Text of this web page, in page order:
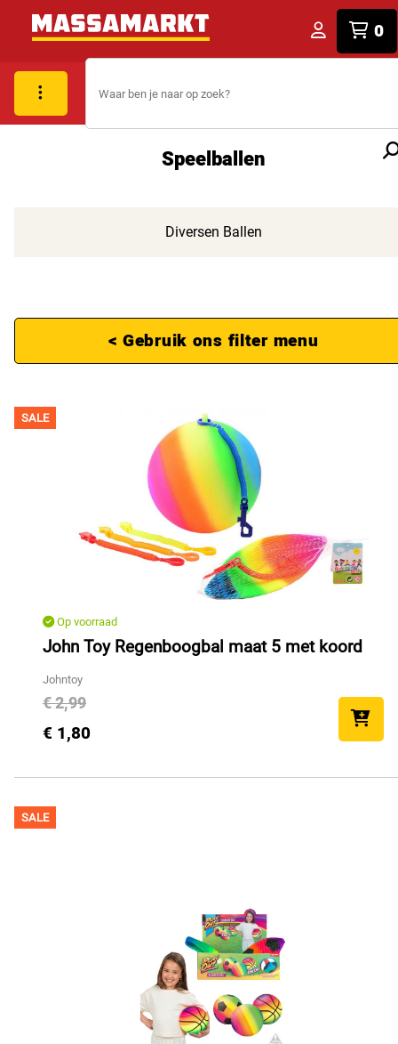
0
Speelballen
Diversen Ballen
< Gebruik ons filter menu
SALE
Op voorraad
John Toy Regenboogbal maat 5 met koord
Johntoy
€ 2,99
€ 1,80
SALE